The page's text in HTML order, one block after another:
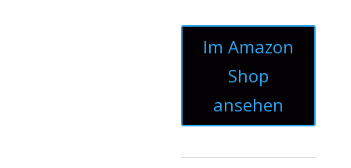
Im Amazon
Shop
ansehen